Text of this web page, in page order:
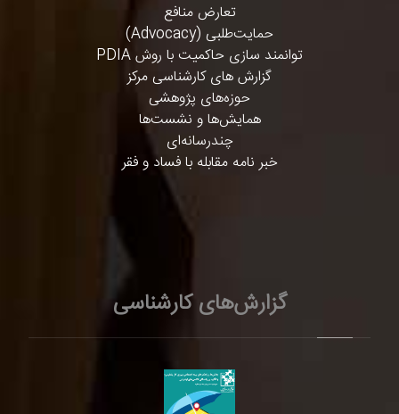
تعارض منافع
حمایت‌طلبی (Advocacy)
توانمند سازی حاکمیت با روش PDIA
گزارش های کارشناسی مرکز
حوزه‌های پژوهشی
همایش‌ها و نشست‌ها
چندرسانه‌ای
خبر نامه مقابله با فساد و فقر
گزارش‌های کارشناسی